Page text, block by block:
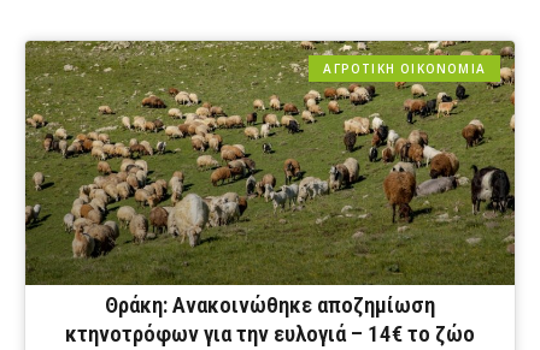
ΑΓΡΟΤΙΚΗ ΟΙΚΟΝΟΜΙΑ
Θράκη: Ανακοινώθηκε αποζημίωση
κτηνοτρόφων για την ευλογιά – 14€ το ζώο